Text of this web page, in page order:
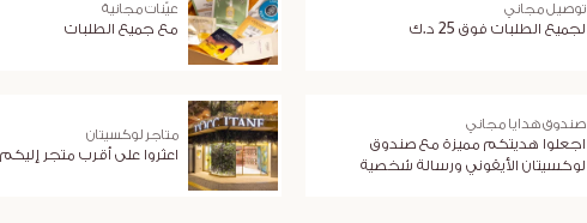
توصيل مجاني
لجميع الطلبات فوق 25 د.ك
عيّنات مجانية
مع جميع الطلبات
صندوق هدايا مجاني
اجعلوا هديتكم مميزة مع صندوق
لوكسيتان الأيقوني ورسالة شخصية
متاجر لوكسيتان
اعثروا على أقرب متجر إليكم